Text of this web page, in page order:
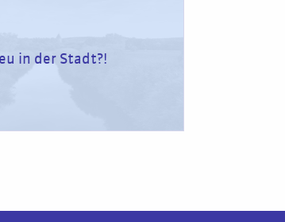
in der Stadt?!